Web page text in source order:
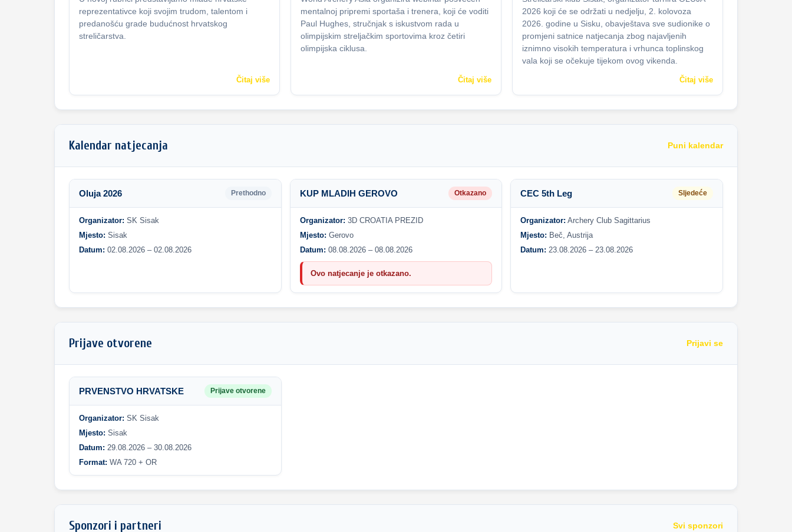
reprezentativce koji svojim trudom, talentom i
predanošću grade budućnost hrvatskog
streličarstva.
Čitaj više
mentalnoj pripremi sportaša i trenera, koji će voditi
Paul Hughes, stručnjak s iskustvom rada u
olimpijskim streljačkim sportovima kroz četiri
olimpijska ciklusa.
Čitaj više
2026 koji će se održati u nedjelju, 2. kolovoza
2026. godine u Sisku, obavještava sve sudionike o
promjeni satnice natjecanja zbog najavljenih
iznimno visokih temperatura i vrhunca toplinskog
vala koji se očekuje tijekom ovog vikenda.
Čitaj više
Kalendar natjecanja Puni kalendar
Oluja 2026 Prethodno
Organizator: SK Sisak
Mjesto: Sisak
Datum: 02.08.2026 – 02.08.2026
KUP MLADIH GEROVO Otkazano
Organizator: 3D CROATIA PREZID
Mjesto: Gerovo
Datum: 08.08.2026 – 08.08.2026
Ovo natjecanje je otkazano.
CEC 5th Leg Sljedeće
Organizator: Archery Club Sagittarius
Mjesto: Beč, Austrija
Datum: 23.08.2026 – 23.08.2026
Prijave otvorene Prijavi se
PRVENSTVO HRVATSKE Prijave otvorene
Organizator: SK Sisak
Mjesto: Sisak
Datum: 29.08.2026 – 30.08.2026
Format: WA 720 + OR
Sponzori i partneri Svi sponzori